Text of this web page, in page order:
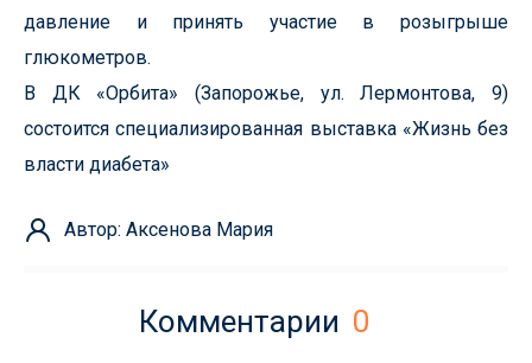
давление и принять участие в розыгрыше
глюкометров.
В ДК «Орбита» (Запорожье, ул. Лермонтова, 9)
состоится специализированная выставка «Жизнь без
власти диабета»
Автор: Аксенова Мария
Комментарии 0